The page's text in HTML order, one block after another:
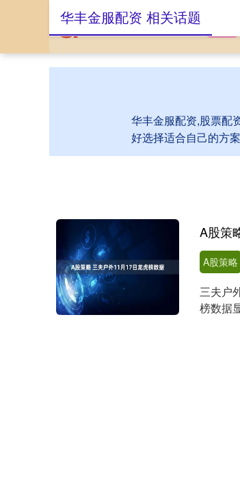
华丰金服配资,股票配
好选择适合自己的方
华丰金服配资 相关话题
A股策
A股策略
三夫户
榜数据